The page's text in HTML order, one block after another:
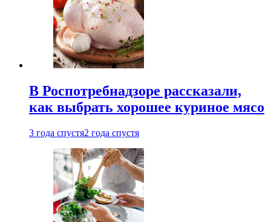
В Роспотребнадзоре рассказали,
как выбрать хорошее куриное мясо
3 года спустя2 года спустя